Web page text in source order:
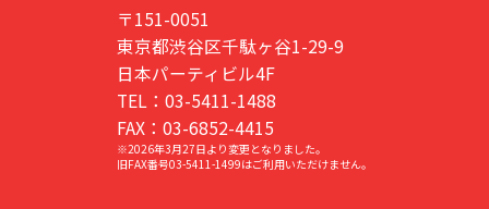
〒151-0051
東京都渋谷区千駄ヶ谷1-29-9
日本パーティビル4F
TEL：03-5411-1488
FAX：03-6852-4415
※2026年3月27日より変更となりました。
旧FAX番号03-5411-1499はご利用いただけません。